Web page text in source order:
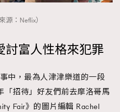
源：Neflix）
討富人性格來犯罪
中，最為人津津樂道的一段
「招待」好友們前去摩洛哥馬
Fair》的圖片編輯 Rachel